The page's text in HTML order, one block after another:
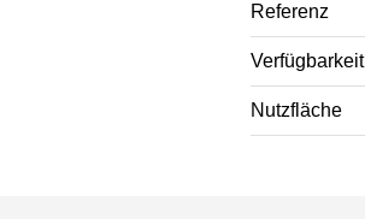
Referenz
Verfügbarkeit
Nutzfläche